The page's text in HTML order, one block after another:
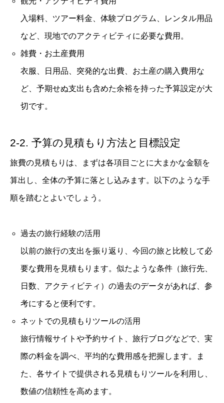
入場料、ツアー料金、体験プログラム、レンタル用品
など、現地でのアクティビティに必要な費用。
雑費・お土産費用
衣服、日用品、突発的な出費、お土産の購入費用な
ど、予期せぬ支出も含めた余裕を持った予算設定が大
切です。
2-2. 予算の見積もり方法と目標設定
旅費の見積もりは、まずは各項目ごとに大まかな金額を
算出し、全体の予算に落とし込みます。以下のような手
順を踏むとよいでしょう。
過去の旅行経験の活用
以前の旅行の支出を振り返り、今回の旅と比較して必
要な費用を見積もります。似たような条件（旅行先、
日数、アクティビティ）の過去のデータがあれば、参
考にすると便利です。
ネットでの見積もりツールの活用
旅行情報サイトや予約サイト、旅行ブログなどで、実
際の料金を調べ、平均的な費用感を把握します。ま
た、各サイトで提供される見積もりツールを利用し、
数値の信頼性を高めます。